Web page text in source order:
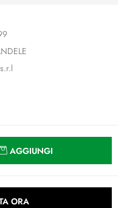
AGGIUNGI
ORA